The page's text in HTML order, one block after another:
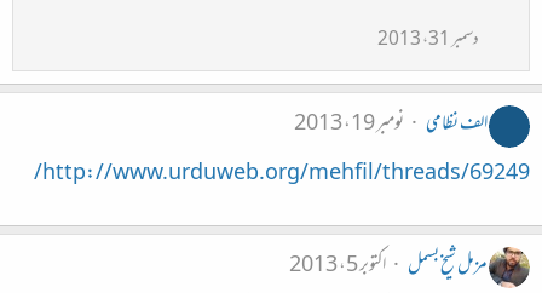
دسمبر 31، 2013
الف نظامی
نومبر 19، 2013
http://www.urduweb.org/mehfil/threads/69249/
مزمل شیخ بسمل
اکتوبر 5، 2013